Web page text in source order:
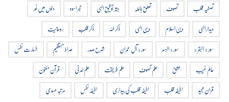
تصفیہ قلب
تصوف تعلق باللہ جثہ توفیق الہی حجر اسود
دلوں میں نور
دیدار الہی
دین اسلام دین الہی ذکر اللہ ذکر قلب
روحانیت
سورة البقرة
سورة الزمر سورة آل عمران شرح صدر صراط مستقیم
طہارت نفس
عالم غیب
عشق علم تصوف علم طریقت علم لدنی
قرآن مکنون
قران مجید
لطیفہ قلب لطیفہ قلب کی بیداری لطیفہ نفس
مرتبہ مہدی